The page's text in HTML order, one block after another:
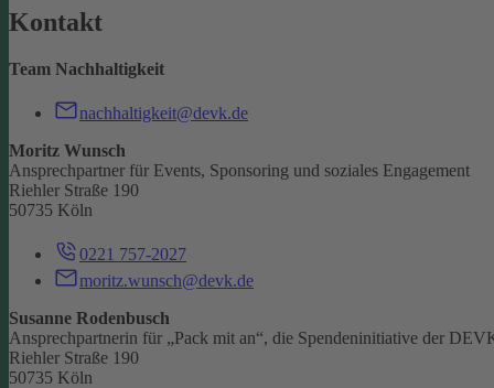
Kontakt
Team Nachhaltigkeit
nachhaltigkeit@devk.de
Moritz Wunsch
Ansprechpartner für Events, Sponsoring und soziales Engagement
Riehler Straße 190
50735 Köln
0221 757-2027
moritz.wunsch@devk.de
Susanne Rodenbusch
Ansprechpartnerin für „Pack mit an“, die Spendeninitiative der
Riehler Straße 190
50735 Köln